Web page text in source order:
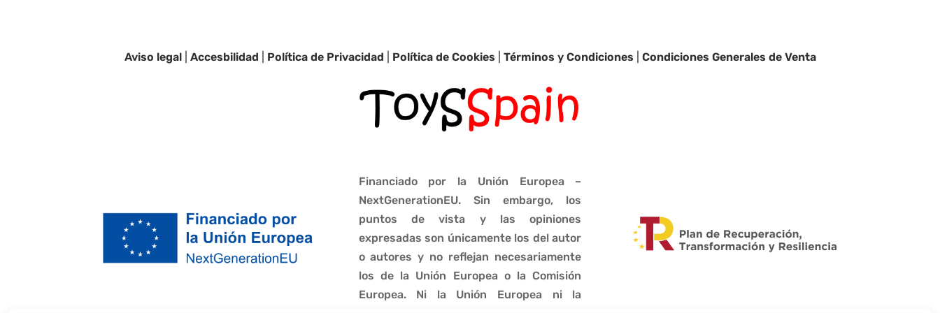
Aviso legal| Accesbilidad Política de Privacidad Política de Cookies Términos y Condiciones Condiciones Generales de Venta
Financiado por la Unión Europea –
NextGenerationEU. Sin embargo, los
puntos de vista y las opiniones
expresadas son únicamente los del autor
o autores y no reflejan necesariamente
los de la Unión Europea o la Comisión
Europea. Ni la Unión Europea ni la